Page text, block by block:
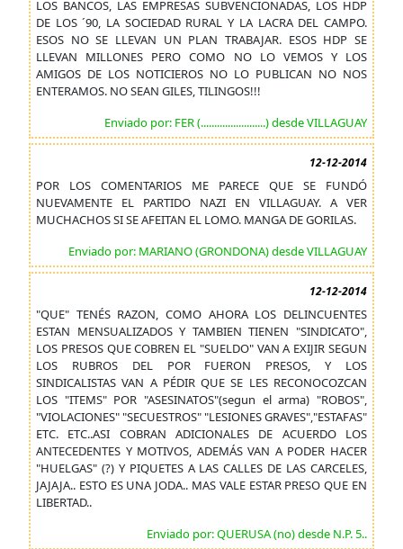
LOS BANCOS, LAS EMPRESAS SUBVENCIONADAS, LOS HDP
DE LOS ´90, LA SOCIEDAD RURAL Y LA LACRA DEL CAMPO.
ESOS NO SE LLEVAN UN PLAN TRABAJAR. ESOS HDP SE
LLEVAN MILLONES PERO COMO NO LO VEMOS Y LOS
AMIGOS DE LOS NOTICIEROS NO LO PUBLICAN NO NOS
ENTERAMOS. NO SEAN GILES, TILINGOS!!!
Enviado por: FER (........................) desde VILLAGUAY
12-12-2014
POR LOS COMENTARIOS ME PARECE QUE SE FUNDÓ
NUEVAMENTE EL PARTIDO NAZI EN VILLAGUAY. A VER
MUCHACHOS SI SE AFEITAN EL LOMO. MANGA DE GORILAS.
Enviado por: MARIANO (GRONDONA) desde VILLAGUAY
12-12-2014
"QUE" TENÉS RAZON, COMO AHORA LOS DELINCUENTES
ESTAN MENSUALIZADOS Y TAMBIEN TIENEN "SINDICATO",
LOS PRESOS QUE COBREN EL "SUELDO" VAN A EXIJIR SEGUN
LOS RUBROS DEL POR FUERON PRESOS, Y LOS
SINDICALISTAS VAN A PÉDIR QUE SE LES RECONOCOZCAN
LOS "ITEMS" POR "ASESINATOS"(segun el arma) "ROBOS",
"VIOLACIONES" "SECUESTROS" "LESIONES GRAVES","ESTAFAS"
ETC. ETC..ASI COBRAN ADICIONALES DE ACUERDO LOS
ANTECEDENTES Y MOTIVOS, ADEMÁS VAN A PODER HACER
"HUELGAS" (?) Y PIQUETES A LAS CALLES DE LAS CARCELES,
JAJAJA.. ESTO ES UNA JODA.. MAS VALE ESTAR PRESO QUE EN
LIBERTAD..
Enviado por: QUERUSA (no) desde N.P. 5..